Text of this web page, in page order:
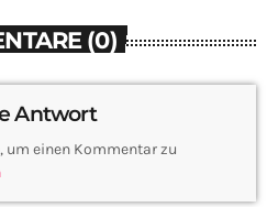
(0)
Antwort
um einen Kommentar zu